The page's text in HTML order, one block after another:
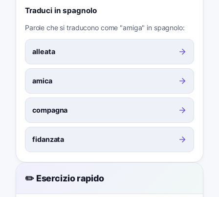
Traduci in spagnolo
Parole che si traducono come "amiga" in spagnolo:
alleata
amica
compagna
fidanzata
✏️ Esercizio rapido